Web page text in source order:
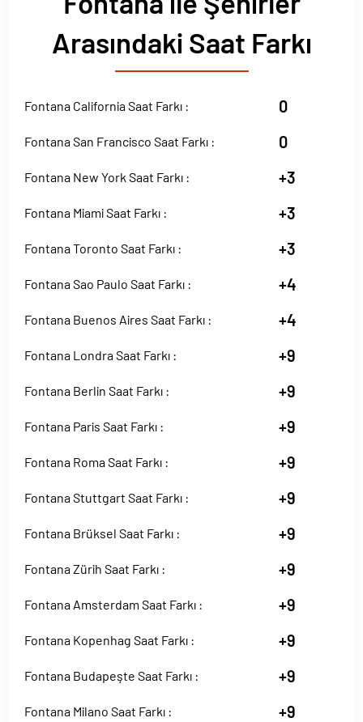
Arasındaki Saat Farkı
Fontana California Saat Farkı : 0
Fontana San Francisco Saat Farkı : 0
Fontana New York Saat Farkı : +3
Fontana Miami Saat Farkı : +3
Fontana Toronto Saat Farkı : +3
Fontana Sao Paulo Saat Farkı : +4
Fontana Buenos Aires Saat Farkı : +4
Fontana Londra Saat Farkı : +9
Fontana Berlin Saat Farkı : +9
Fontana Paris Saat Farkı : +9
Fontana Roma Saat Farkı : +9
Fontana Stuttgart Saat Farkı : +9
Fontana Brüksel Saat Farkı : +9
Fontana Zürih Saat Farkı : +9
Fontana Amsterdam Saat Farkı : +9
Fontana Kopenhag Saat Farkı : +9
Fontana Budapeşte Saat Farkı : +9
Fontana Milano Saat Farkı : +9